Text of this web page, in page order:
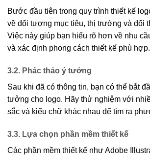
Bước đầu tiên trong quy trình thiết kế
về đối tượng mục tiêu, thị trường và đối
Việc này giúp bạn hiểu rõ hơn về nhu
và xác định phong cách thiết kế phù hợp.
3.2. Phác thảo ý tưởng
Sau khi đã có thông tin, bạn có thể bắt
tưởng cho logo. Hãy thử nghiệm với
sắc và kiểu chữ khác nhau để tìm ra
3.3. Lựa chọn phần mềm thiết kế
Các phần mềm thiết kế như Adobe